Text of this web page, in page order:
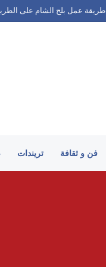
طريقة عمل بلح الشام على
فن و ثقافة تريندات